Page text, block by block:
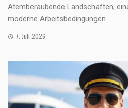
Atemberaubende Landschaften,
moderne Arbeitsbedingungen ...
7. Juli 2026